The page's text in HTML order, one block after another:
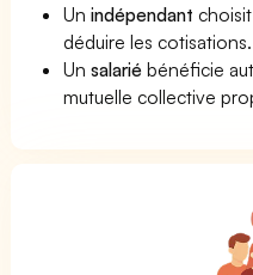
Unindépendant
déduire les cotisations.
Unsalarié bénéficie
mutuelle collective